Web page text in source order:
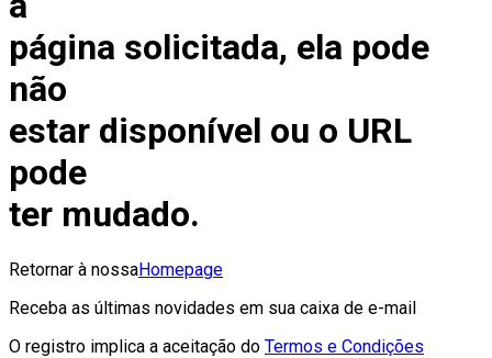
página solicitada, ela pode
não
estar disponível ou o URL
pode
ter mudado.
Retornar à nossaHomepage
Receba as últimas novidades em sua caixa de e-mail
O registro implica a aceitação do Termos e Condições